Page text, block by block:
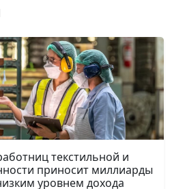
текстильной и
приносит миллиарды
уровнем дохода